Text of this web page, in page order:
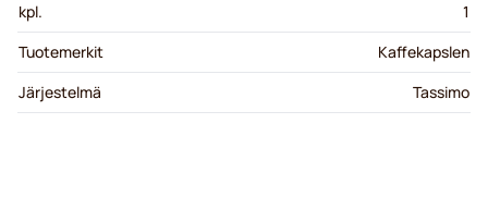
kpl.
1
Tuotemerkit
Kaffekapslen
Järjestelmä
Tassimo